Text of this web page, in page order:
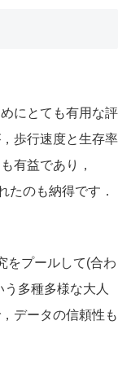
にとても有用な評
歩行速度と生存率
有益であり，
たのも納得です．
をプールして(合わ
多種多様な大人
データの信頼性も